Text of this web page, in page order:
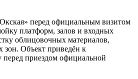
перед официальным визитом
платформ, залов и входных
облицовочных материалов,
зон. Объект приведён к
перед приездом официальной